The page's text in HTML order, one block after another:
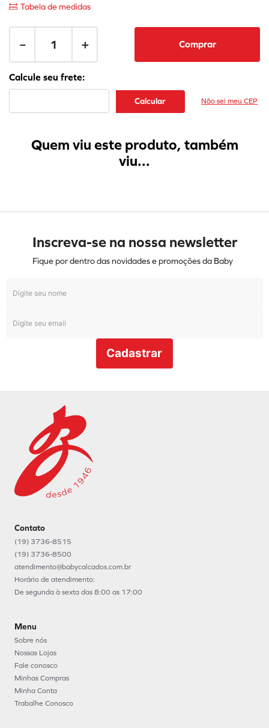
Tabela de medidas
＋
－ Comprar
Não sei meu CEP
Quem viu este produto, também
viu...
Inscreva-se na nossa newsletter
Fique por dentro das novidades e promoções da Baby
Cadastrar
Contato
(19) 3736-8515
(19) 3736-8500
atendimento@babycalcados.com.br
Horário de atendimento:
De segunda à sexta das 8:00 as 17:00
Menu
Sobre nós
Nossas Lojas
Fale conosco
Minhas Compras
Minha Conta
Trabalhe Conosco